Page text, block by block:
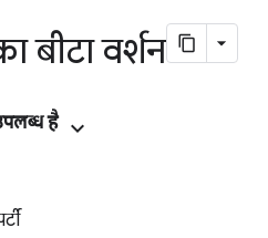
बीटा वर्शन
है